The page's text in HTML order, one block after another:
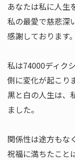
あなたは私に人生
私の最愛で慈悲深
感謝しております。
私は74000ディク
側に変化が起こり
黒と白の人生は、
ました。
関係性は途方もな
祝福に満ちたこと